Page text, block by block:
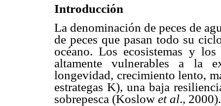
Introducción
La denominación de peces de
de peces que pasan todo su
océano. Los ecosistemas y
altamente vulnerables a la
longevidad, crecimiento lento,
estrategas K), una baja
sobrepesca (Koslow et al., 2000).